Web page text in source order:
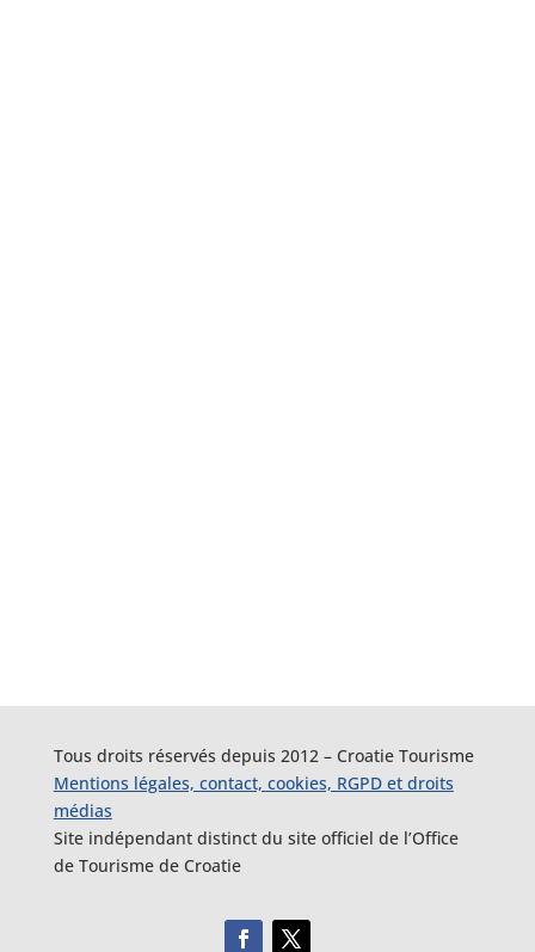
Tous droits réservés depuis 2012 – Croatie Tourisme
Mentions légales, contact, cookies, RGPD et droits
médias
Site indépendant distinct du site officiel de l’Office
de Tourisme de Croatie